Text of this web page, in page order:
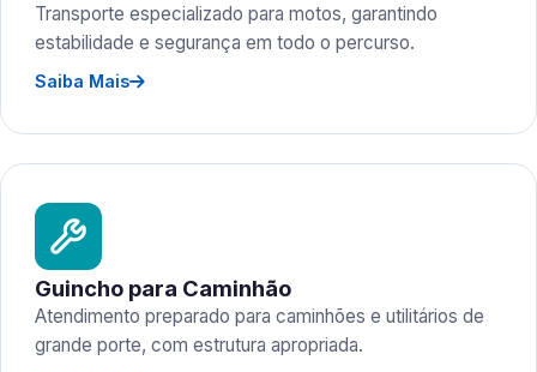
Transporte especializado para motos, garantindo
estabilidade e segurança em todo o percurso.
Saiba Mais
Guincho para Caminhão
Atendimento preparado para caminhões e utilitários de
grande porte, com estrutura apropriada.